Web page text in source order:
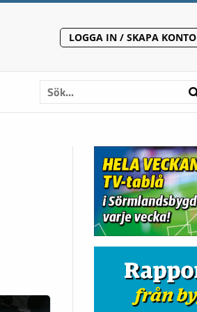
LOGGA IN / SKAPA KONTO